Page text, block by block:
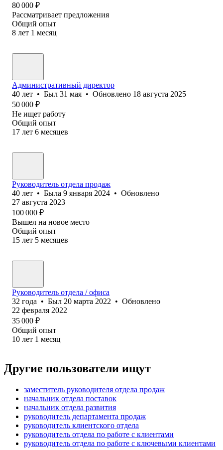
80 000 ₽
Рассматривает предложения
Общий опыт
8 лет 1 месяц
Административный директор
40 лет • Был 31 мая • Обновлено 18 августа 2025
50 000 ₽
Не ищет работу
Общий опыт
17 лет 6 месяцев
Руководитель отдела продаж
40 лет • Была 9 января 2024 • Обновлено
27 августа 2023
100 000 ₽
Вышел на новое место
Общий опыт
15 лет 5 месяцев
Руководитель отдела / офиса
32 года • Был 20 марта 2022 • Обновлено
22 февраля 2022
35 000 ₽
Общий опыт
10 лет 1 месяц
Другие пользователи ищут
заместитель руководителя отдела продаж
начальник отдела поставок
начальник отдела развития
руководитель департамента продаж
руководитель клиентского отдела
руководитель отдела по работе с клиентами
руководитель отдела по работе с ключевыми клиентами